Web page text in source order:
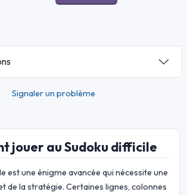
Signaler un problème
jouer au Sudoku difficile
est une énigme avancée qui nécessite une
de la stratégie. Certaines lignes, colonnes